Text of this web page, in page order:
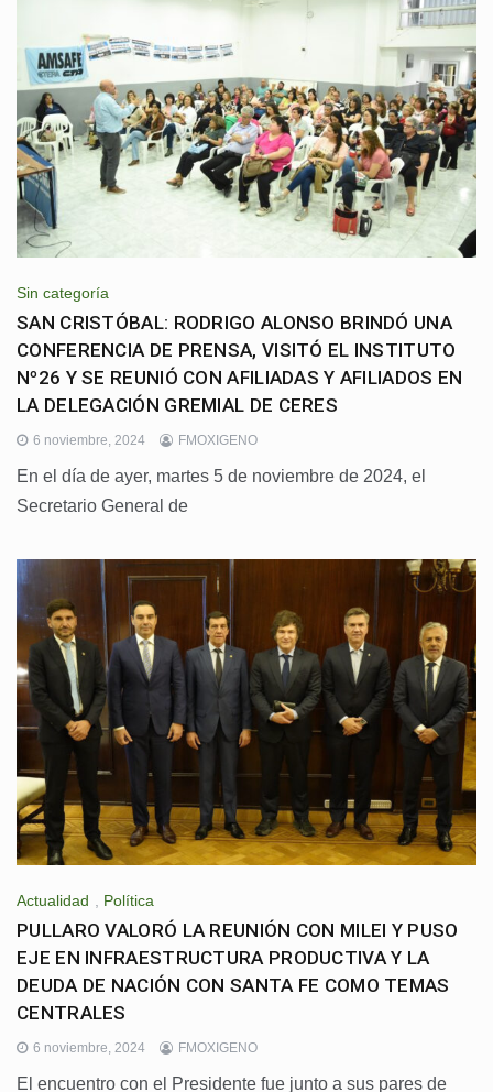
Sin categoría
SAN CRISTÓBAL: RODRIGO ALONSO BRINDÓ UNA
CONFERENCIA DE PRENSA, VISITÓ EL INSTITUTO
Nº26 Y SE REUNIÓ CON AFILIADAS Y AFILIADOS EN
LA DELEGACIÓN GREMIAL DE CERES
6 noviembre, 2024 FMOXIGENO
En el día de ayer, martes 5 de noviembre de 2024, el
Secretario General de
Actualidad Política
PULLARO VALORÓ LA REUNIÓN CON MILEI Y PUSO
EJE EN INFRAESTRUCTURA PRODUCTIVA Y LA
DEUDA DE NACIÓN CON SANTA FE COMO TEMAS
CENTRALES
6 noviembre, 2024 FMOXIGENO
El encuentro con el Presidente fue junto a sus pares de